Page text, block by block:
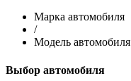
Марка автомобиля
/
Модель автомобиля
Выбор автомобиля